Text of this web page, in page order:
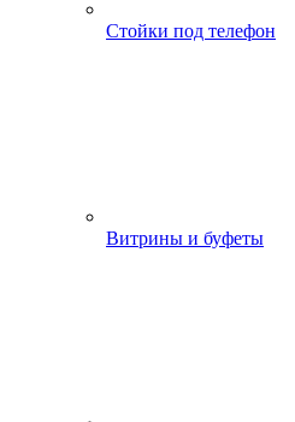
Стойки под телефон
Витрины и буфеты